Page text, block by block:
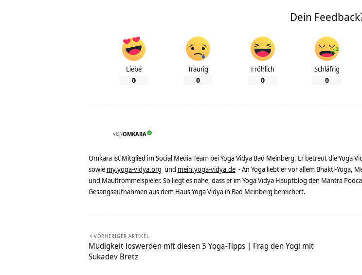
Dein
Liebe
0
Traurig
0
Fröhlich
0
Schläfrig
0
VONOMKARA
Omkara ist Mitglied im Social Media Team bei Yoga Vidya Bad Meinberg. Er betreut die Yoga
sowie my.yoga-vidya.org und mein.yoga-vidya.de - An Yoga liebt er vor allem Bhakti-Yoga,
und Maultrommelspieler. So liegt es nahe, dass er im Yoga Vidya Hauptblog den Mantra
Gesangsaufnahmen aus dem Haus Yoga Vidya in Bad Meinberg bereichert.
VORHERIGER ARTIKEL
Müdigkeit loswerden mit diesen 3 Yoga-Tipps | Frag den Yogi mit
Sukadev Bretz